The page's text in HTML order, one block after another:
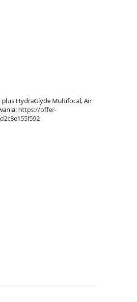
plus HydraGlyde Multifocal, Air
https://offer-